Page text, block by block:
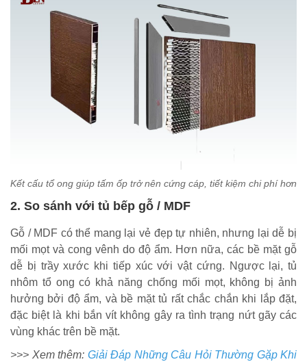
Kết cấu tổ ong giúp tấm ốp trở nên cứng cáp, tiết kiệm chi phí hơn
2. So sánh với tủ bếp gỗ / MDF
Gỗ / MDF có thể mang lại vẻ đẹp tự nhiên, nhưng lại dễ bị
mối mọt và cong vênh do độ ẩm. Hơn nữa, các bề mặt gỗ
dễ bị trầy xước khi tiếp xúc với vật cứng. Ngược lại, tủ
nhôm tổ ong có khả năng chống mối mọt, không bị ảnh
hưởng bởi độ ẩm, và bề mặt tủ rất chắc chắn khi lắp đặt,
đặc biệt là khi bắn vít không gây ra tình trạng nứt gãy các
vùng khác trên bề mặt.
>>> Xem thêm: Giải Đáp Những Câu Hỏi Thường Gặp Khi